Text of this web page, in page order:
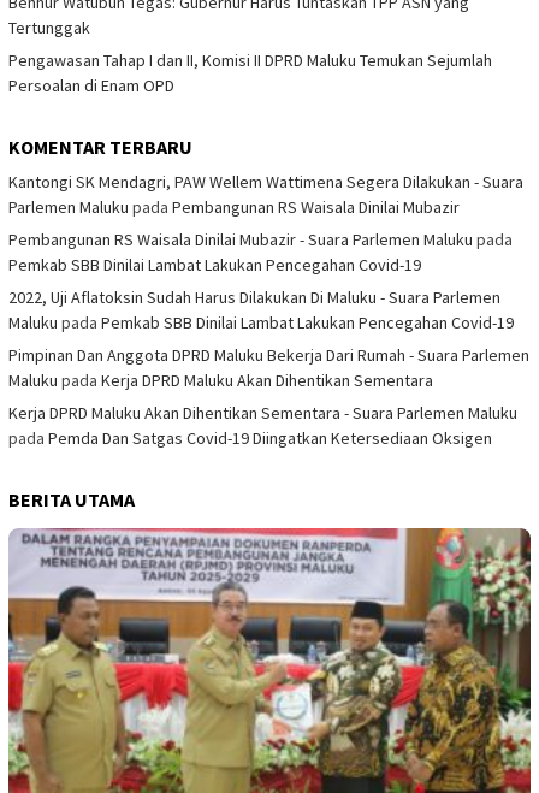
Tertunggak
Pengawasan Tahap I dan II, Komisi II DPRD Maluku Temukan Sejumlah
Persoalan di Enam OPD
KOMENTAR TERBARU
Kantongi SK Mendagri, PAW Wellem Wattimena Segera Dilakukan - Suara
Parlemen Maluku pada Pembangunan RS Waisala Dinilai Mubazir
Pembangunan RS Waisala Dinilai Mubazir - Suara Parlemen Maluku pada
Pemkab SBB Dinilai Lambat Lakukan Pencegahan Covid-19
2022, Uji Aflatoksin Sudah Harus Dilakukan Di Maluku - Suara Parlemen
Maluku pada Pemkab SBB Dinilai Lambat Lakukan Pencegahan Covid-19
Pimpinan Dan Anggota DPRD Maluku Bekerja Dari Rumah - Suara Parlemen
Maluku pada Kerja DPRD Maluku Akan Dihentikan Sementara
Kerja DPRD Maluku Akan Dihentikan Sementara - Suara Parlemen Maluku
pada Pemda Dan Satgas Covid-19 Diingatkan Ketersediaan Oksigen
BERITA UTAMA